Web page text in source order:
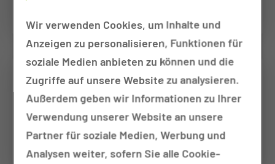
mehr als 70Lehrerinnen und Lehrer
Wir verwenden Cookies, um Inhalte und
Anzeigen zu personalisieren, Funktionen für
soziale Medien anbieten zu können und die
Zugriffe auf unsere Website zu analysieren.
Außerdem geben wir Informationen zu Ihrer
Verwendung unserer Website an unsere
Partner für soziale Medien, Werbung und
Analysen weiter, sofern Sie alle Cookie-